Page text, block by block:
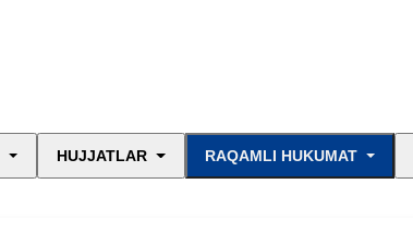
HUJJATLAR RAQAMLI HUKUMAT